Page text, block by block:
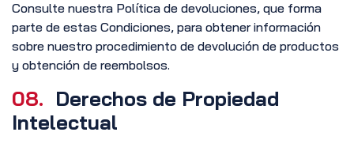
Consulte nuestra Política de devoluciones, que forma
parte de estas Condiciones, para obtener información
sobre nuestro procedimiento de devolución de productos
y obtención de reembolsos.
08. Derechos de Propiedad
Intelectual